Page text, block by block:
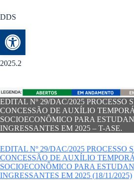
Abrir a barra de
DDS
2025.2
EDITAL Nº 29/DAC/2025 PROCESSO
CONCESSÃO DE AUXÍLIO
SOCIOECONÔMICO PARA
INGRESSANTES EM 2025 – T-ASE.
EDITAL Nº 29/DAC/2025 PROCESSO
CONCESSÃO DE AUXÍLIO
SOCIOECONÔMICO PARA
INGRESSANTES EM 2025 (18/11/2025)